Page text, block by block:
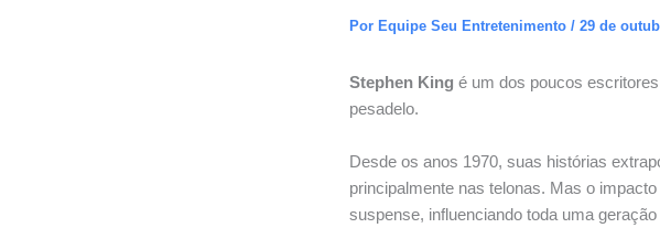
Por Equipe Seu Entretenimento / 29 de
Stephen King é um dos poucos
pesadelo.
Desde os anos 1970, suas histórias
principalmente nas telonas. Mas o
suspense, influenciando toda uma